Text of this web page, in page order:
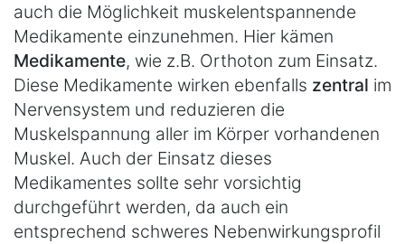
auch die Möglichkeit muskelentspannende
Medikamente einzunehmen. Hier kämen
Medikamente, wie z.B. Orthoton zum Einsatz.
Diese Medikamente wirken ebenfalls zentral im
Nervensystem und reduzieren die
Muskelspannung aller im Körper vorhandenen
Muskel. Auch der Einsatz dieses
Medikamentes sollte sehr vorsichtig
durchgeführt werden, da auch ein
entsprechend schweres Nebenwirkungsprofil